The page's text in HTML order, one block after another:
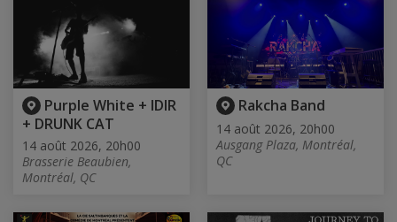
Purple White + IDIR
+ DRUNK CAT
14 août 2026, 20h00
Brasserie Beaubien,
Montréal, QC
Rakcha Band
14 août 2026, 20h00
Ausgang Plaza, Montréal,
QC